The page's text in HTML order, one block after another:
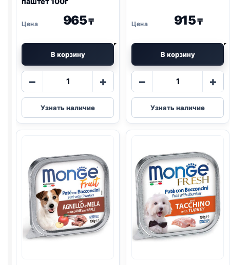
965₸
В корзину
−
Количество
Monge
Fruits
(АПЕЛЬСИНЫ,
100г
+
Узнать наличие
915₸
В корзину
−
Количество
Monge
Fresh
(КУРИЦА)
+
Узнать наличие